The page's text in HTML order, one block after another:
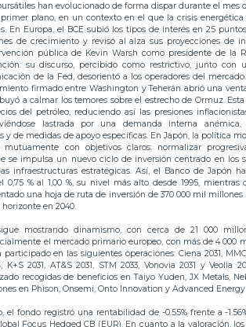
han evolucionado de forma dispar durante el mes
plano, en un contexto en el que la crisis
En Europa, el BCE subió los tipos de interés en 25
de crecimiento y revisó al alza sus proyecciones de
pública de Kevin Warsh como presidente de la
su discurso, percibido como restrictivo, junto con
de la Fed, desorientó a los operadores del
firmado entre Washington y Teherán abrió una
a calmar los temores sobre el estrecho de Ormuz.
del petróleo, reduciendo así las presiones
lastrada por una demanda interna
y de medidas de apoyo específicas. En Japón, la política
con objetivos claros: normalizar
se impulsa un nuevo ciclo de inversión centrado en los
infraestructuras estratégicas. Así, el Banco de Japón
0,75 % al 1,00 %, su nivel más alto desde 1995, mientras
una hoja de ruta de inversión de 370 000 mil millones
en 2040.
mostrando dinamismo, con cerca de 21 000
el mercado primario europeo, con más de 4 000
en las siguientes operaciones: Ciena 2031, MMG
2031, AT&S 2031, STM 2033, Vonovia 2031 y Veolia
recogidas de beneficios en Taiyo Yuden, JX Metals,
en Phison, Onsemi, Onto Innovation y Advanced
el fondo registró una rentabilidad de -0.55% frente a -
Focus Hedged CB (EUR). En cuanto a la valoración,